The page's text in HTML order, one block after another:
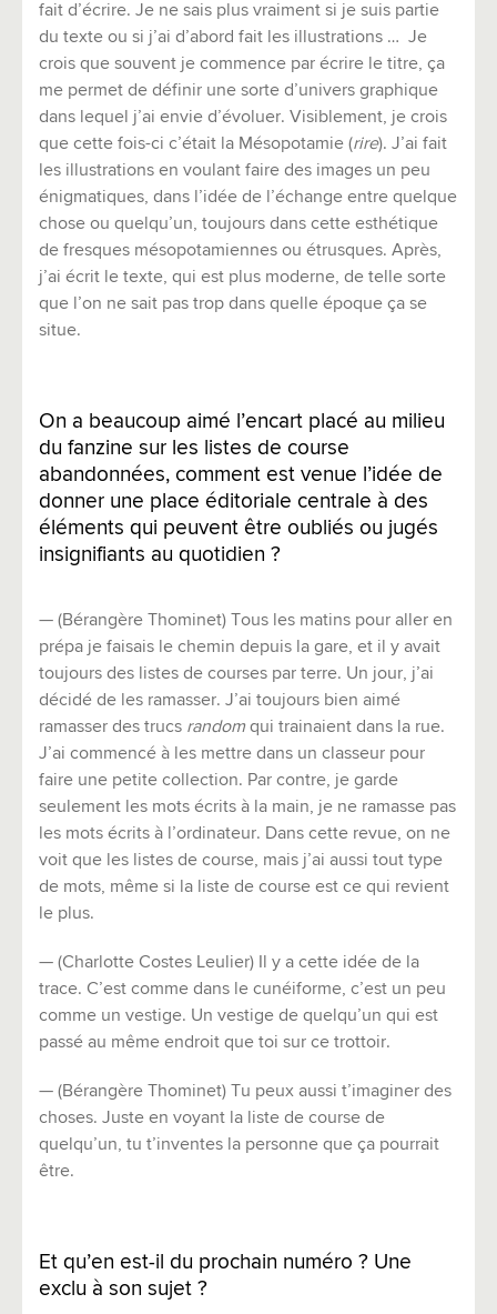
fait d’écrire. Je ne sais plus vraiment si je suis partie
du texte ou si j’ai d’abord fait les illustrations … Je
crois que souvent je commence par écrire le titre, ça
me permet de définir une sorte d’univers graphique
dans lequel j’ai envie d’évoluer. Visiblement, je crois
que cette fois-ci c’était la Mésopotamie (rire). J’ai fait
les illustrations en voulant faire des images un peu
énigmatiques, dans l’idée de l’échange entre quelque
chose ou quelqu’un, toujours dans cette esthétique
de fresques mésopotamiennes ou étrusques. Après,
j’ai écrit le texte, qui est plus moderne, de telle sorte
que l’on ne sait pas trop dans quelle époque ça se
situe.
On a beaucoup aimé l’encart placé au milieu
du fanzine sur les listes de course
abandonnées, comment est venue l’idée de
donner une place éditoriale centrale à des
éléments qui peuvent être oubliés ou jugés
insignifiants au quotidien ?
— (Bérangère Thominet) Tous les matins pour aller en
prépa je faisais le chemin depuis la gare, et il y avait
toujours des listes de courses par terre. Un jour, j’ai
décidé de les ramasser. J’ai toujours bien aimé
ramasser des trucs randomqui trainaient dans la rue.
J’ai commencé à les mettre dans un classeur pour
faire une petite collection. Par contre, je garde
seulement les mots écrits à la main, je ne ramasse pas
les mots écrits à l’ordinateur. Dans cette revue, on ne
voit que les listes de course, mais j’ai aussi tout type
de mots, même si la liste de course est ce qui revient
le plus.
— (Charlotte Costes Leulier) Il y a cette idée de la
trace. C’est comme dans le cunéiforme, c’est un peu
comme un vestige. Un vestige de quelqu’un qui est
passé au même endroit que toi sur ce trottoir.
— (Bérangère Thominet) Tu peux aussi t’imaginer des
choses. Juste en voyant la liste de course de
quelqu’un, tu t’inventes la personne que ça pourrait
être.
Et qu’en est-il du prochain numéro ? Une
exclu à son sujet ?